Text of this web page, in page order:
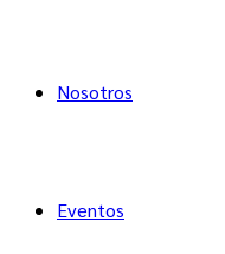
Nosotros
Eventos